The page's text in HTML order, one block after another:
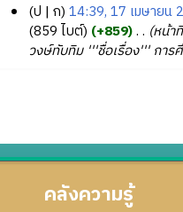
า
ย
ป ก 14:39, 17 เมษายน
859 ไบต์
+859 ‎
หน้า
วงษ์ทับทิม '''ชื่อเรื่อง''' การ
คลังความรู้